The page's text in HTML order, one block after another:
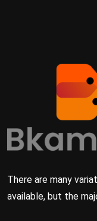
There are many
available, but the